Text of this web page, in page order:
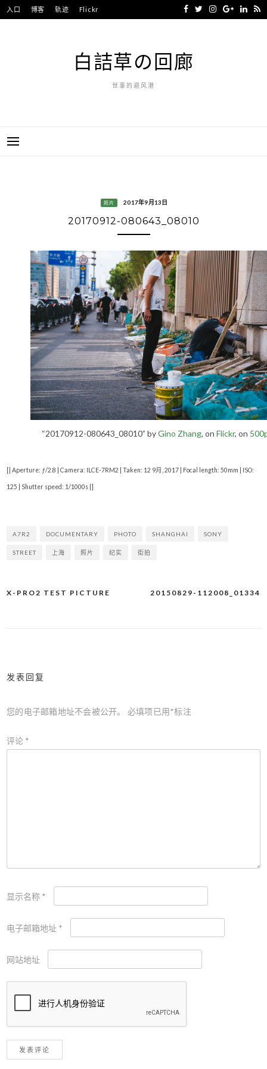
Skip
to
入口 博客 轨迹 Flickr
白詰草の回廊
世事的避风港
照片 2017年9月13日
20170912-080643_08010
“20170912-080643_08010” byGino Zhang, on Flickr, on
[| Aperture: ƒ/2.8 | Camera: ILCE-7RM2 | Taken: 12 9月, 2017 | Focal length: 50mm | ISO:
125 | Shutter speed: 1/1000s |]
A7R2 DOCUMENTARY PHOTO SHANGHAI SONY
STREET 上海 照片 纪实 街拍
文
20150829-112008_01334
X-PRO2 TEST PICTURE
发表回复
您的电子邮箱地址不会被公开。 必填项已用*标注
评论 *
显示名称 *
电子邮箱地址 *
网站地址